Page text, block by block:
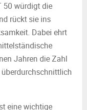
50 würdigt die
rückt sie ins
Dabei ehrt
Jahren die Zahl
eine wichtige